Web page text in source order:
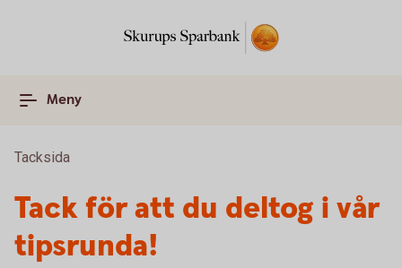
Meny
Tacksida
Tack för att du deltog i vår
tipsrunda!